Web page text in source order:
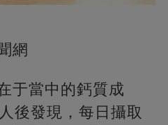
網
于當中的鈣質成
後發現，每日攝取